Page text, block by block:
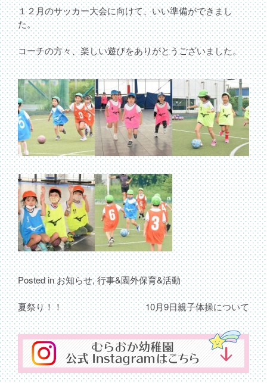
１２月のサッカー大会に向けて、いい準備ができまし
た。
コーチの方々、楽しい遊びをありがとうございました。
Posted inお知らせ,行事&園外保育&活動
投
稿
ナ
夏祭り！！ 10月9日親子体操について